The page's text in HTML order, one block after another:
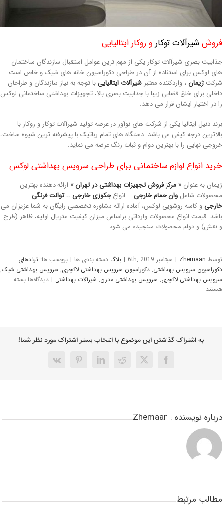
شیرآلات توکارو روکار ایتالیایی
بصری شیرآلات توکار یکی از مهم ترین عوامل استقبال سازندگان ساختمان
لوکس برای استفاده از آن در طراحی دکوراسیون خانه های شیک و خاص است.
ژیمان، واردکننده معتبرشیرآلات ایتالیاییبا توجه به نیاز سازندگان و طراحان
برای خلق فضایی زیبا با جذابیت بصری بالا، تجهیزات بهداشتی ساختمانی لوکس
در اختیار ایشان قرار می دهد.
دنیل ایتالیا یکی از شرکت های نوآور در عرصه تولید شیرآلات توکار و روکار با
درجه کیفی می باشد. دستگاه های تمام رباتیک با پیشرفته ترین شیوه ساخت،
نهایی را با بهترین دوام و ثبات رنگ عرضه می نماید.
انواع لوازم ساختمانی برای طراحی سرویس بهداشتی لوکس
به عنوان«مرکز فروش تجهیزات بهداشتی در تهران»ارائه دهنده بهترین
شاملوان حمام خارجی– انواعجکوزی خارجی،،توالت فرنگی
و کاسه روشویی لوکس، آماده ارائه مشاوره تخصصی رایگان به شما عزیزان می
قیمت انواع محصولات وارداتی براساس میزان کیفیت متریال اولیه، ظاهر (طرح
و دوام محصولات سنجیده می شود.
Zhemaan
| سپتامبر 6th, 2019 | بلاگدسته بندی ها | برچسب ها:ترندهای
سرویس بهداشتی,دکوراسیون سرویس بهداشتی لاکچری,سرویس بهداشتی شیک,
بهداشتی لاکچری,سرویس بهداشتی مدرن,شیرآلات بهداشتی | دیدگاه‌هابسته
به اشتراک گذاشتن این موضوع با انتخاب بستر اشتراک مورد نظر شما!
نویسنده : Zhemaan
مرتبط